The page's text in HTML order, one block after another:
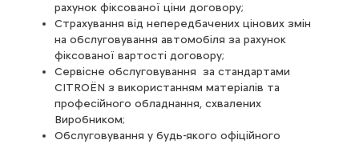
рахунок фіксованої ціни договору;
Страхування від непередбачених цінових змін
на обслуговування автомобіля за рахунок
фіксованої вартості договору;
Сервісне обслуговування за стандартами
CITROËN з використанням матеріалів та
професійного обладнання, схвалених
Виробником;
Обслуговування у будь-якого офіційного